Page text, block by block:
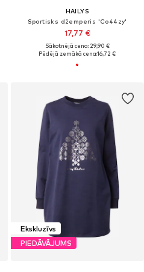
HAILYS
Sportisks džemperis 'Co44zy'
17,77 €
Sākotnējā cena: 29,90 €
Pēdējā zemākā cena:16,72 €
Ekskluzīvs
PIEDĀVĀJUMS